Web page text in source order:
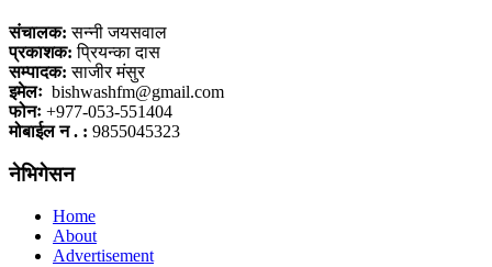
संचालक: सन्नी जयसवाल
प्रकाशक: प्रियन्का दास
सम्पादक: साजीर मंसुर
इमेलः bishwashfm@gmail.com
फोनः +977-053-551404
मोबाईल न . : 9855045323
नेभिगेसन
Home
About
Advertisement